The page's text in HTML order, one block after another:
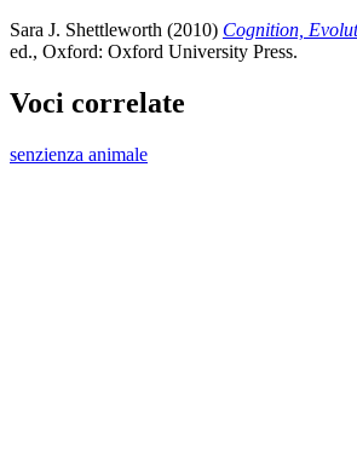
Sara J. Shettleworth (2010) Cognition,
ed., Oxford: Oxford University Press.
Voci correlate
senzienza animale